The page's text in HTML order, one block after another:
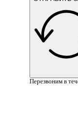
Перезвоним в